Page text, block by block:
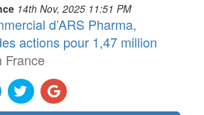
14th Nov, 2025 11:51 PM
d’ARS Pharma,
actions pour 1,47 million
France